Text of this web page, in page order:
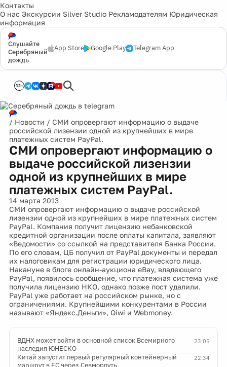
Контакты
О нас Экскурсии Silver Studio Рекламодателям Юридическая
информация
Слушайте
Серебряный
дождь
App Store Google Play Telegram App
12+
/ Новости / СМИ опровергают информацию о выдаче
российской лизензии одной из крупнейших в мире
платежных систем PayPal.
СМИ опровергают информацию о
выдаче российской лизензии
одной из крупнейших в мире
платежных систем PayPal.
14 марта 2013
СМИ опровергают информацию о выдаче российской
лизензии одной из крупнейших в мире платежных систем
PayPal. Компания получит лицензию небанковской
кредитной организации после оплаты капитала, заявляют
«Ведомости» со ссылкой на представителя Банка России.
По его словам, ЦБ получил от PayPal документы и передал
их налоговикам для регистрации юридического лица.
Накануне в блоге онлайн-аукциона eBay, владеющего
PayPal, появилось сообщение, что платежная система уже
получила лицензию НКО, однако позже пост удалили.
PayPal уже работает на российском рынке, но с
ограничениями. Крупнейшими конкурентами в России
называют «Яндекс.Деньги», Qiwi и Webmoney.
23:05
ВДНХ может войти в основной список Всемирного
наследия ЮНЕСКО
22:34
Китай запустит первый регулярный контейнерный
маршрут в ЕС через Севморпуть